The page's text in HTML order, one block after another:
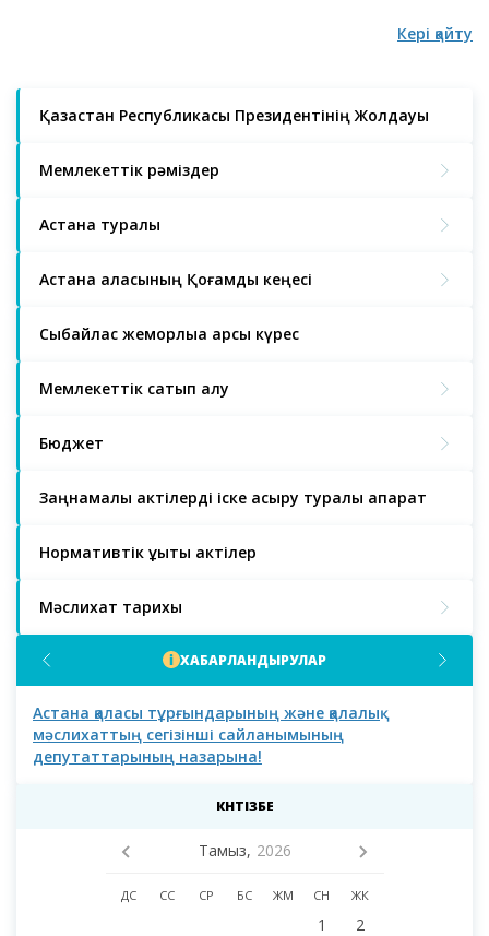
Қазақстан Республикасы Президентінің Жолдауы
Мемлекеттік рәміздер
Астана туралы
Астана қаласының Қоғамдық кеңесі
Сыбайлас жемқорлыққа қарсы күрес
Мемлекеттік сатып алу
Бюджет
Заңнамалық актілерді іске асыру туралы ақпарат
Нормативтік құқықтық актілер
Мәслихат тарихы
ХАБАРЛАНДЫРУЛАР
Астана қаласы тұрғындарының және қалалық
мәслихаттың сегізінші сайланымының
депутаттарының назарына!
КҮНТІЗБЕ
Тамыз, 2026
ДС СС СР БС ЖМ СН ЖК
1
2
Кері қайту